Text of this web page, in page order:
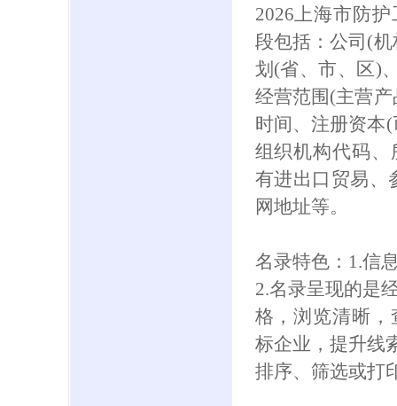
2026上海市防
段包括：公司(
划(省、市、区)
经营范围(主营
时间、注册资本
组织机构代码
有进出口贸易、
网地址等。
名录特色：1.信
2.名录呈现的是
格，浏览清晰
标企业，提升线
排序、筛选或打